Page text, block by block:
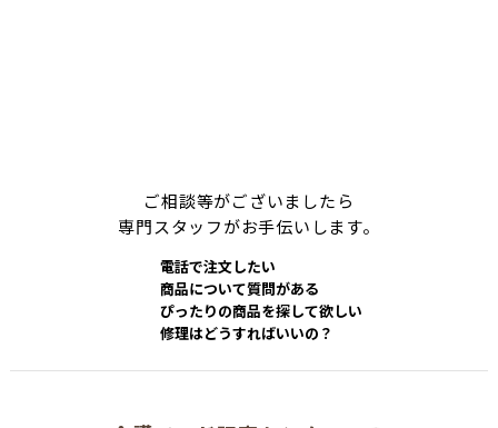
ご相談等がございましたら
専門スタッフがお手伝いします。
電話で注文したい
商品について質問がある
ぴったりの商品を探して欲しい
修理はどうすればいいの？